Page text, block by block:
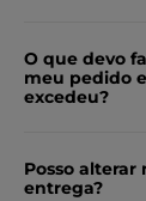
O que devo
meu pedido
excedeu?
Posso
entrega?